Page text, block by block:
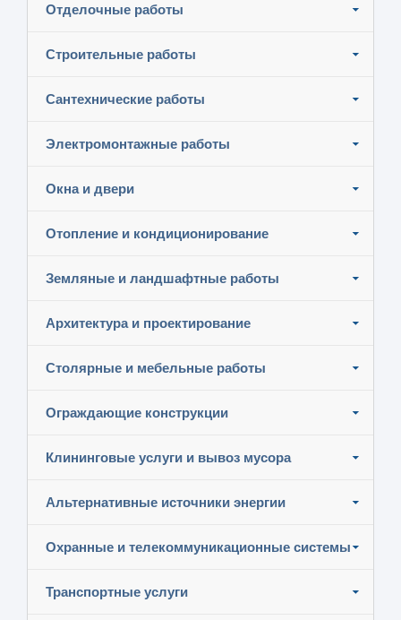
Отделочные работы
Строительные работы
Сантехнические работы
Электромонтажные работы
Окна и двери
Отопление и кондиционирование
Земляные и ландшафтные работы
Архитектура и проектирование
Столярные и мебельные работы
Ограждающие конструкции
Клининговые услуги и вывоз мусора
Альтернативные источники энергии
Охранные и телекоммуникационные системы
Транспортные услуги